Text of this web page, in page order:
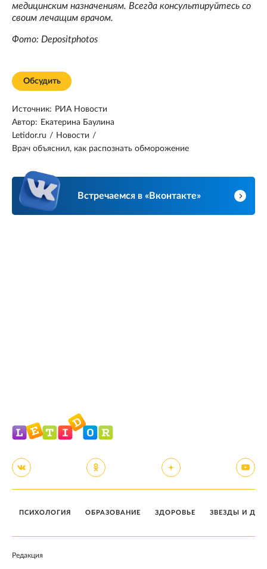
медицинским назначениям. Всегда консультируйтесь со
своим лечащим врачом.
Фото: Depositphotos
Обсудить
Источник: РИА Новости
Автор: Екатерина Баулина
Letidor.ru / Новости /
Врач объяснил, как распознать обморожение
Встречаемся в «Вконтакте»
ПСИХОЛОГИЯ ОБРАЗОВАНИЕ ЗДОРОВЬЕ ЗВЕЗДЫ И
Редакция